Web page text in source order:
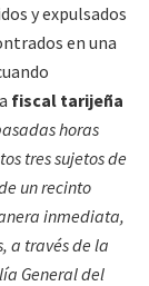
y expulsados
en una
fiscal tarijeña
horas
tres sujetos de
un recinto
inmediata,
a través de la
General del